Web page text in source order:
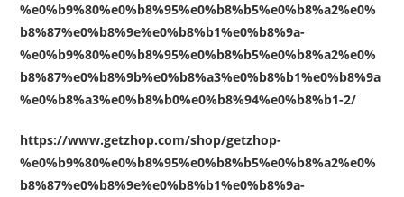
%e0%b9%80%e0%b8%95%e0%b8%b5%e0%b8%a2%e0%
b8%87%e0%b8%9e%e0%b8%b1%e0%b8%9a-
%e0%b9%80%e0%b8%95%e0%b8%b5%e0%b8%a2%e0%
b8%87%e0%b8%9b%e0%b8%a3%e0%b8%b1%e0%b8%9a
%e0%b8%a3%e0%b8%b0%e0%b8%94%e0%b8%b1-2/
https://www.getzhop.com/shop/getzhop-
%e0%b9%80%e0%b8%95%e0%b8%b5%e0%b8%a2%e0%
b8%87%e0%b8%9e%e0%b8%b1%e0%b8%9a-